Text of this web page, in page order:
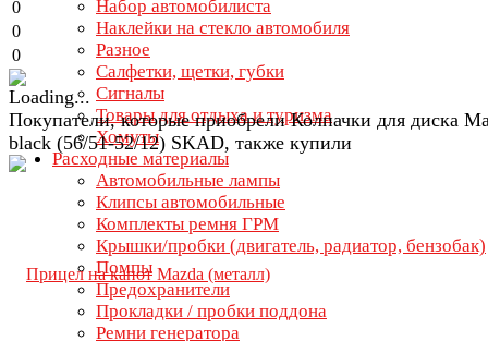
Набор автомобилиста
Наклейки на стекло автомобиля
Разное
Салфетки, щетки, губки
Сигналы
Товары для отдыха и туризма
Хомуты
Расходные материалы
Автомобильные лампы
Клипсы автомобильные
Комплекты ремня ГРМ
Крышки/пробки (двигатель, радиатор, бензобак)
Помпы
Предохранители
Прокладки / пробки поддона
Ремни генератора
0
0
0
Покупатели, которые приобрели Колпачки для диска
black (56/51-52/12) SKAD, также купили